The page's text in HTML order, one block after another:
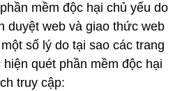
mềm độc hại chủ yếu do
duyệt web và giao thức web
số lý do tại sao các trang
quét phần mềm độc hại
truy cập: